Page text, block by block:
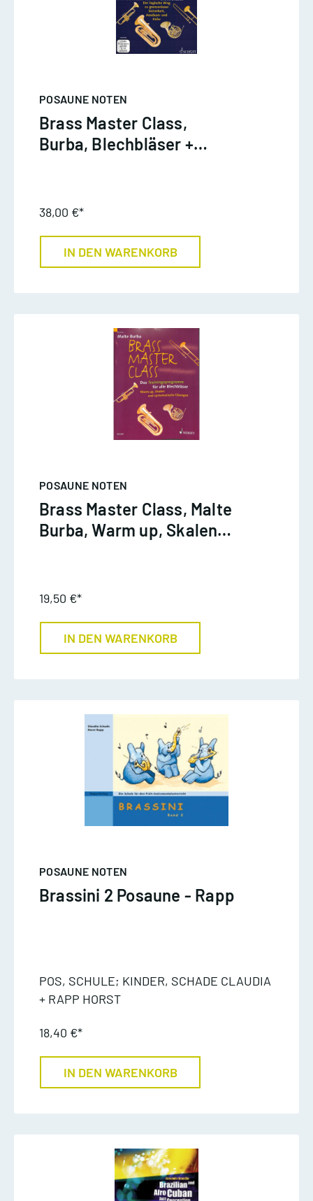
POSAUNE NOTEN
Brass Master Class,
Burba, Blechbläser +
38,00 €*
IN DEN WARENKORB
POSAUNE NOTEN
Brass Master Class, Malte
Burba, Warm up, Skalen
19,50 €*
IN DEN WARENKORB
POSAUNE NOTEN
Brassini 2 Posaune - Rapp
POS, SCHULE; KINDER, SCHADE CLAUDIA
+ RAPP HORST
18,40 €*
IN DEN WARENKORB